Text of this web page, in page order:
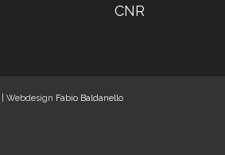
CNR
| Webdesign Fabio Baldanello